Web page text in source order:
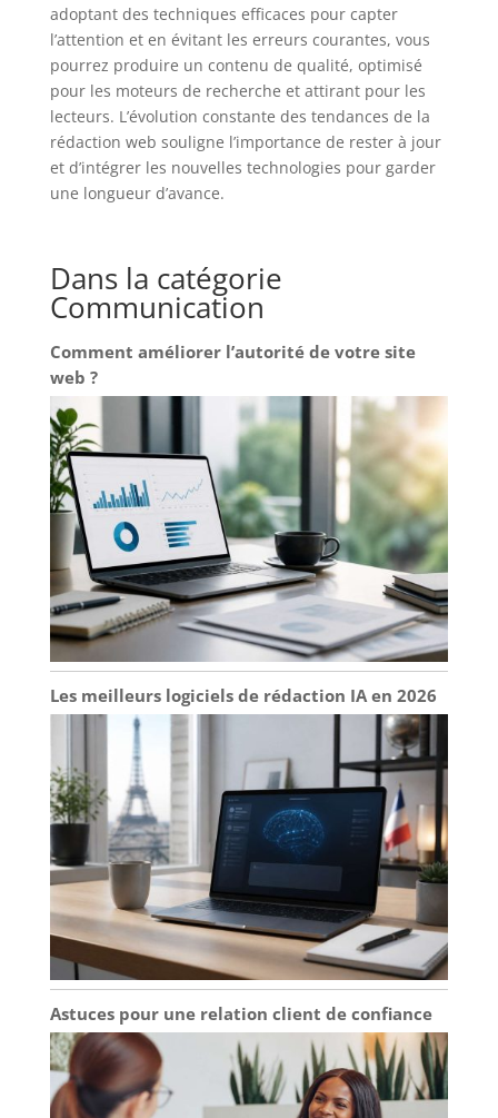
adoptant des techniques efficaces pour capter
l’attention et en évitant les erreurs courantes, vous
pourrez produire un contenu de qualité, optimisé
pour les moteurs de recherche et attirant pour les
lecteurs. L’évolution constante des tendances de la
rédaction web souligne l’importance de rester à jour
et d’intégrer les nouvelles technologies pour garder
une longueur d’avance.
Dans la catégorie
Communication
Comment améliorer l’autorité de votre site
web ?
Les meilleurs logiciels de rédaction IA en 2026
Astuces pour une relation client de confiance